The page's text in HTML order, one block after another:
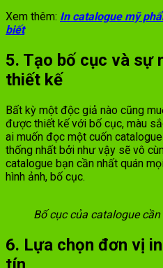
Xem thêm: In catalogue mỹ
biết
5. Tạo bố cục và sự
thiết kế
Bất kỳ một độc giả nào cũng
được thiết kế với bố cục, màu
ai muốn đọc một cuốn
thống nhất bởi như vậy sẽ vô
catalogue bạn cần nhất quán
hình ảnh, bố cục.
Bố cục của catalogue
6. Lựa chọn đơn vị